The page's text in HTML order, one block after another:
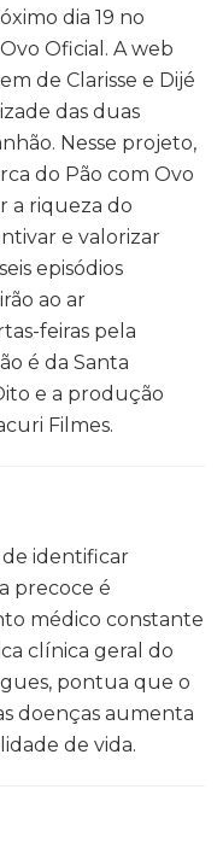
dia 19 no
Oficial. A web
de Clarisse e Dijé
das duas
Nesse projeto,
do Pão com Ovo
a riqueza do
e valorizar
episódios
ao ar
feiras pela
é da Santa
e a produção
Filmes.
de identificar
precoce é
médico constante
clínica geral do
pontua que o
doenças aumenta
de vida.